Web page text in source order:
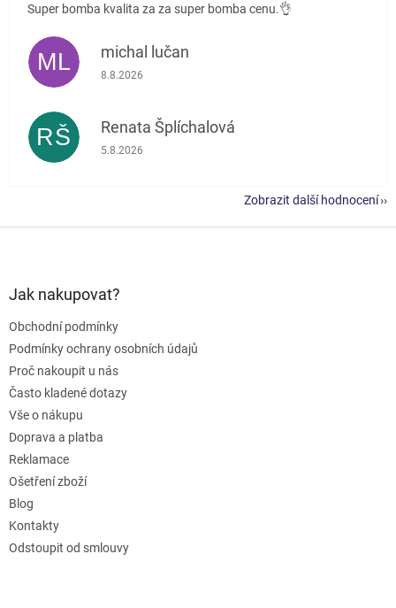
Super bomba kvalita za za super bomba cenu.👌
ML michal lučan
Hodnocení obchodu je 5 z 5 hvězdiček.
8.8.2026
RŠ Renata Šplíchalová
Hodnocení obchodu je 5 z 5 hvězdiček.
5.8.2026
Zobrazit další hodnocení
Jak nakupovat?
Obchodní podmínky
Podmínky ochrany osobních údajů
Proč nakoupit u nás
Často kladené dotazy
Vše o nákupu
Doprava a platba
Reklamace
Ošetření zboží
Blog
Kontakty
Odstoupit od smlouvy